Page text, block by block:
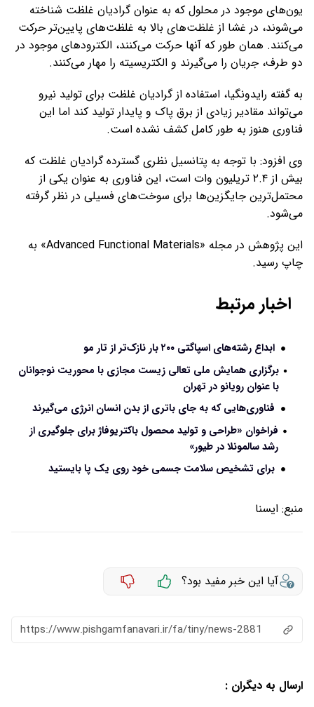
یون‌های موجود در محلول که به عنوان گرادیان غلظت شناخته
می‌شوند، در غشا از غلظت‌های بالا به غلظت‌های پایین‌تر حرکت
می‌کنند. همان طور که آنها حرکت می‌کنند، الکترودهای موجود در
دو طرف، جریان را می‌گیرند و الکتریسیته را مهار می‌کنند.
به گفته رایدونگیا، استفاده از گرادیان غلظت برای تولید نیرو
می‌تواند مقادیر زیادی از برق پاک و پایدار تولید کند اما این
فناوری هنوز به طور کامل کشف نشده است.
وی افزود: با توجه به پتانسیل نظری گسترده گرادیان غلظت که
بیش از ۲.۴ تریلیون وات است، این فناوری به عنوان یکی از
محتمل‌ترین جایگزین‌ها برای سوخت‌های فسیلی در نظر گرفته
می‌شود.
این پژوهش در مجله «Advanced Functional Materials» به
چاپ رسید.
اخبار مرتبط
ابداع رشته‌های اسپاگتی ۲۰۰ بار نازک‌تر از تار مو
برگزاری همایش ملی تعالی زیست مجازی با محوریت نوجوانان
با عنوان رویانو در تهران
فناوری‌هایی که به جای باتری از بدن انسان انرژی می‌گیرند
فراخوان «طراحی و تولید محصول باکتریوفاژ برای جلوگیری از
رشد سالمونلا در طیور»
برای تشخیص سلامت جسمی خود روی یک پا بایستید
منبع: ایسنا
آیا این خبر مفید بود؟
https://www.pishgamfanavari.ir/fa/tiny/news-2881
ارسال به دیگران :